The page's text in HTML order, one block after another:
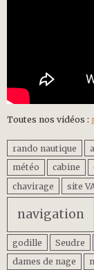
Toutes nos vidéos :
rando nautique
météo
cabine
chavirage
site
navigation
godille Seudre
dames de nage